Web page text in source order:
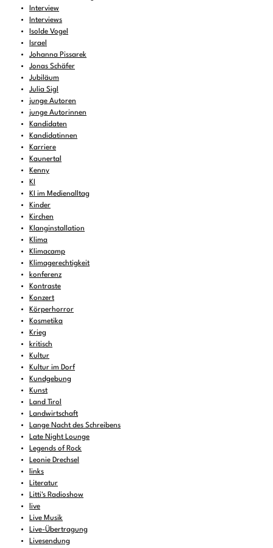
Interview
Interviews
Isolde Vogel
Israel
Johanna Pissarek
Jonas Schäfer
Jubiläum
Julia Sigl
junge Autoren
junge Autorinnen
Kandidaten
Kandidatinnen
Karriere
Kaunertal
Kenny
KI
KI im Medienalltag
Kinder
Kirchen
Klanginstallation
Klima
Klimacamp
Klimagerechtigkeit
konferenz
Kontraste
Konzert
Körperhorror
Kosmetika
Krieg
kritisch
Kultur
Kultur im Dorf
Kundgebung
Kunst
Land Tirol
Landwirtschaft
Lange Nacht des Schreibens
Late Night Lounge
Legends of Rock
Leonie Drechsel
links
Literatur
Litti's Radioshow
live
Live Musik
Live-Übertragung
Livesendung